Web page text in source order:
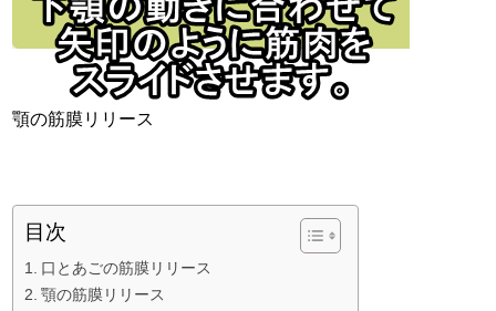
顎の筋膜リリース
目次
口とあごの筋膜リリース
顎の筋膜リリース